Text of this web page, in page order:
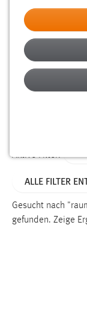
Typ
Alter
Aktive Filter:
ALLE FILTER
Gesucht nach
gefunden. Zeige
Funktionen
Dieser